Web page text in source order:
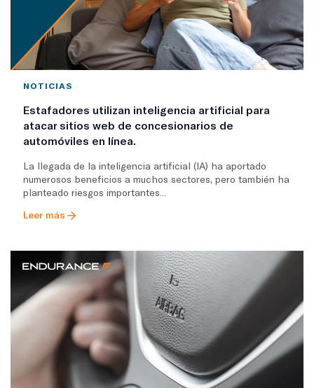
NOTICIAS
Estafadores utilizan inteligencia artificial para
atacar sitios web de concesionarios de
automóviles en línea.
La llegada de la inteligencia artificial (IA) ha aportado
numerosos beneficios a muchos sectores, pero también ha
planteado riesgos importantes...
Leer más